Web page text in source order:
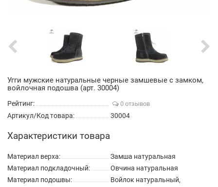
Угги мужские натуральные черные замшевые с замком,
войлочная подошва (арт. 30004)
Рейтинг: 0 отзывов
Артикул/Код товара: 30004
Характеристики товара
Материал верха:
Замша натуральная
Материал подкладочный:
Овчина натуральная
Материал подошвы:
Войлок натуральный,